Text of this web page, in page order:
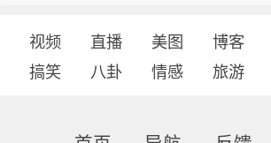
视频 直播 美图 博客
搞笑
八卦 情感 旅游